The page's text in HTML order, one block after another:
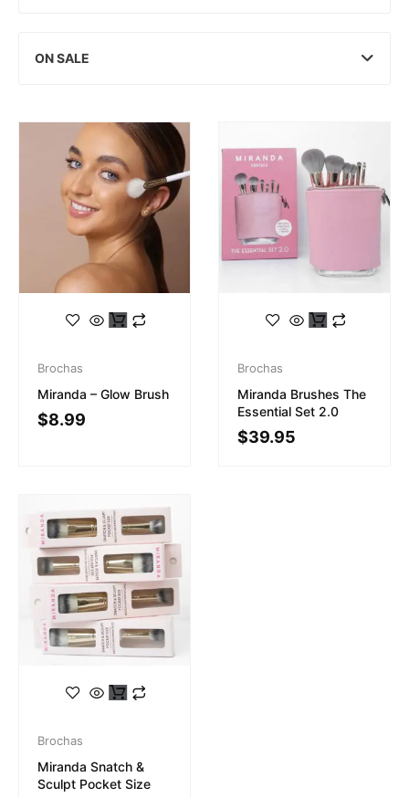
ON SALE
Brochas
Miranda – Glow Brush
$8.99
Brochas
Miranda Brushes The
Essential Set 2.0
$39.95
Brochas
Miranda Snatch &
Sculpt Pocket Size